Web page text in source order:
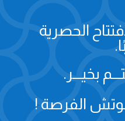
الحصرية
بخيـــر.
الفرصة !